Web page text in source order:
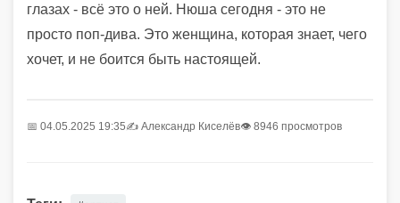
глазах - всё это о ней. Нюша сегодня - это не
просто поп-дива. Это женщина, которая знает, чего
хочет, и не боится быть настоящей.
📅 04.05.2025 19:35✍️ Александр Киселёв👁 8946 просмотров